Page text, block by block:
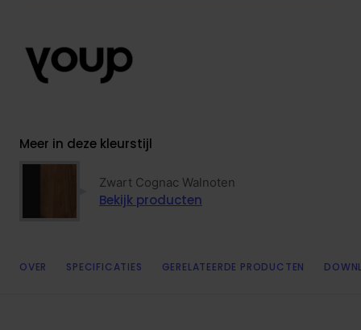
Meer in deze kleurstijl
Zwart Cognac Walnoten
Bekijk producten
OVER SPECIFICATIES GERELATEERDE PRODUCTEN